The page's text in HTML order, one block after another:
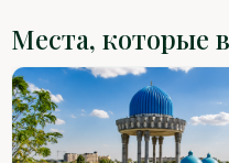
Места, которые